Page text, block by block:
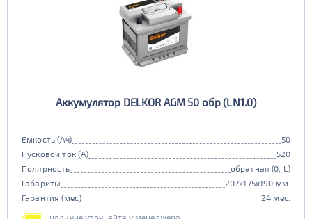
Аккумулятор DELKOR AGM 50 обр (LN1.0)
Емкость (Ач)
50
Пусковой ток (А)
520
Полярность
обратная (0, L)
Габариты
207x175x190 мм.
Гарантия (мес)
24 мес.
наличие уточняйте у менеджера